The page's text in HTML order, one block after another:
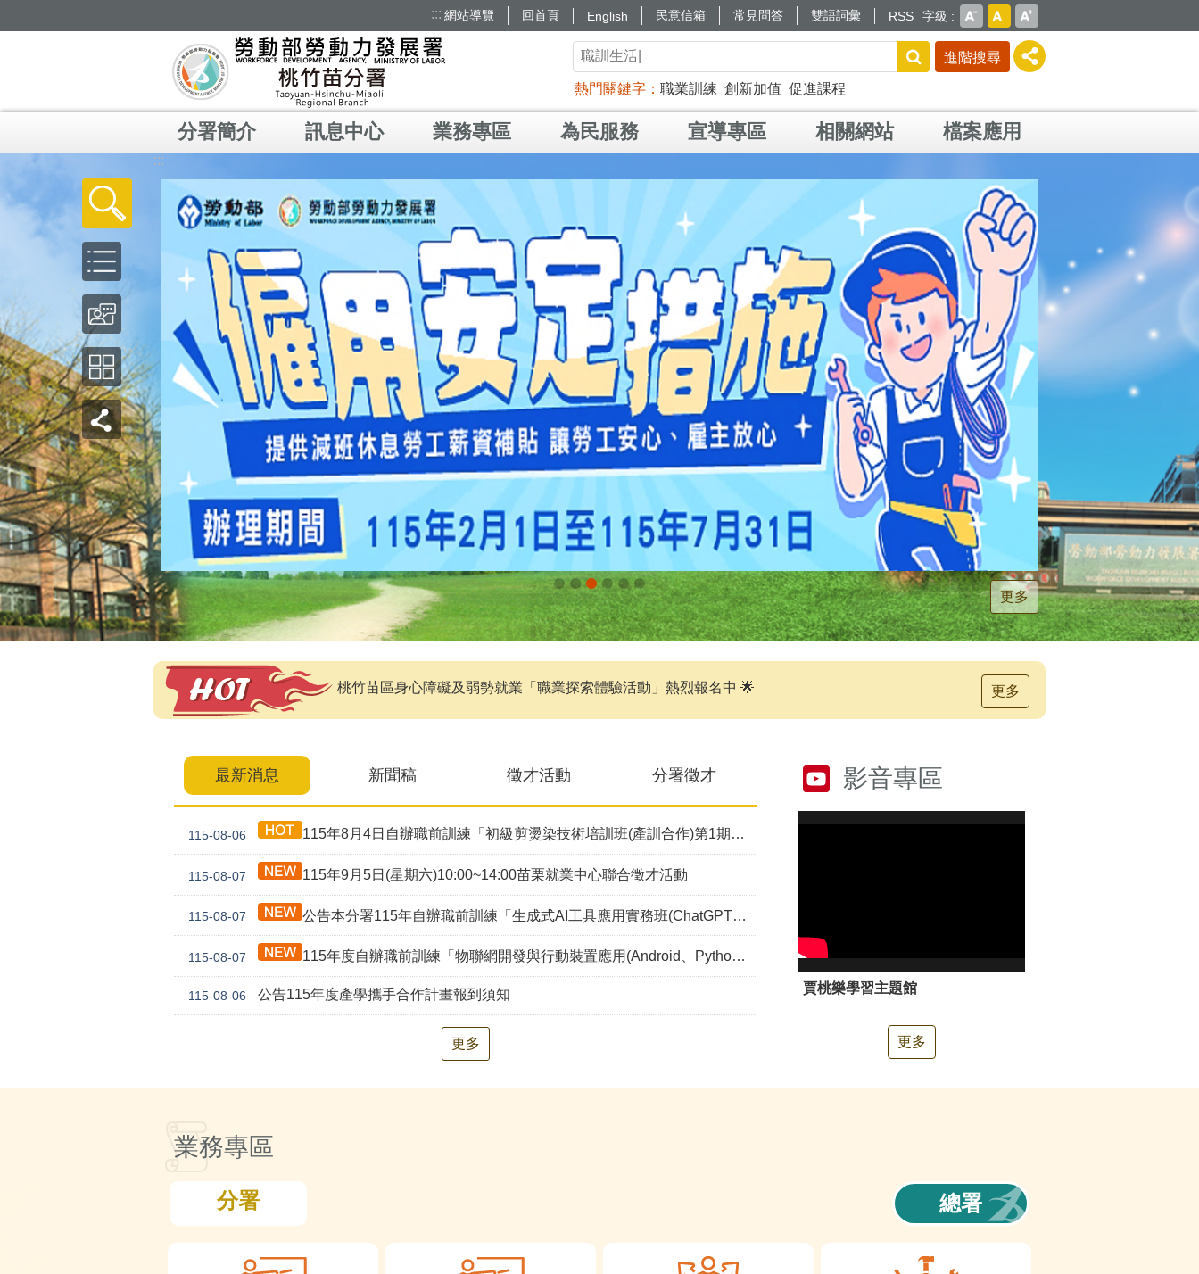
::: 網站導覽 回首頁 English 民意信箱 常見問答 雙語詞彙 RSS 字級
進階搜尋
熱門關鍵字 職業訓練 創新加值 促進課程
分署簡介 訊息中心 業務專區 為民服務 宣導專區 相關網站 檔案應用
:::
更多
桃竹苗區身心障礙及弱勢就業「職業探索體驗活動」熱烈報名中 🌟 更多
最新消息 新聞稿 徵才活動 分署徵才
115-08-06 115年8月4日自辦職前訓練「初級剪燙染技術培訓班(產訓合作)第1期」甄試錄取公告
115-08-07 115年9月5日(星期六)10:00~14:00苗栗就業中心聯合徵才活動
115-08-07 公告本分署115年自辦職前訓練「生成式AI工具應用實務班(ChatGPT、Gemini、Claude、Copilot) (幼獅)第2期」，因甄試人數未達最低開班人數，不予開班。
115-08-07 115年度自辦職前訓練「物聯網開發與行動裝置應用(Android、Python、AI、Embedded System)幼獅-第2期」甄試資訊公告
115-08-06 公告115年度產學攜手合作計畫報到須知
更多
影音專區
賈桃樂學習主題館
更多
業務專區
分署 總署